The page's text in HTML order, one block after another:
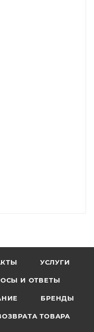
УСЛУГИ
И ОТВЕТЫ
БРЕНДЫ
ТОВАРА